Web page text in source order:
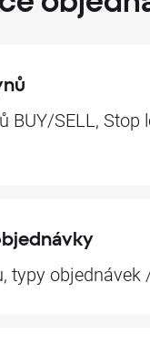
BUY/SELL,
typy